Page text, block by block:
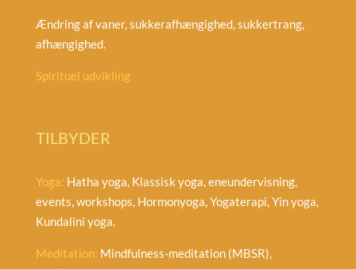
Ændring af vaner, sukkerafhængighed, sukkertrang,
afhængighed.
Spirituel udvikling
TILBYDER
Yoga: Hatha yoga, Klassisk yoga, eneundervisning,
events, workshops, Hormonyoga, Yogaterapi, Yin yoga,
Kundalini yoga.
Meditation: Mindfulness-meditation (MBSR),